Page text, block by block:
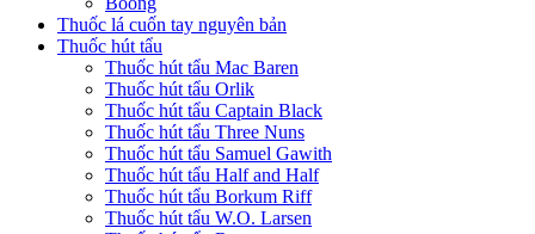
Thuốc lá cuốn tay nguyên bản
Thuốc hút tẩu
Thuốc hút tẩu Mac Baren
Thuốc hút tẩu Orlik
Thuốc hút tẩu Captain Black
Thuốc hút tẩu Three Nuns
Thuốc hút tẩu Samuel Gawith
Thuốc hút tẩu Half and Half
Thuốc hút tẩu Borkum Riff
Thuốc hút tẩu W.O. Larsen